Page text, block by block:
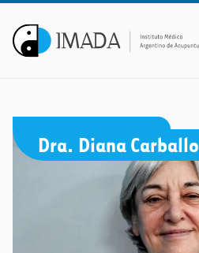
Dra. Diana Carballo